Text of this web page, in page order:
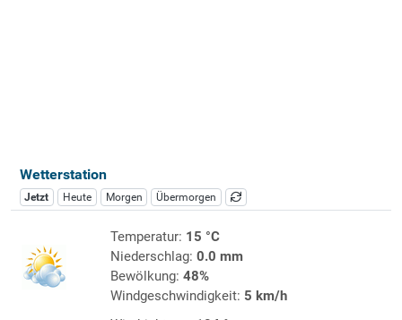
Wetterstation
Jetzt Heute Morgen Übermorgen
Temperatur: 15 °C
Niederschlag: 0.0 mm
Bewölkung: 48%
Windgeschwindigkeit: 5 km/h